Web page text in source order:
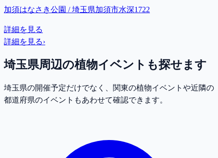
加須はなさき公園 / 埼玉県加須市水深1722
詳細を見る
詳細を見る›
埼玉県周辺の植物イベントも探せます
埼玉県の開催予定だけでなく、 関東の植物イベントや近隣の
都道府県のイベントもあわせて確認できます。